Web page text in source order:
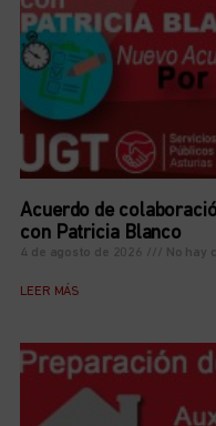
Acuerdo de
con Patricia Blanco
4 de agosto de 2026 No hay
LEER MÁS